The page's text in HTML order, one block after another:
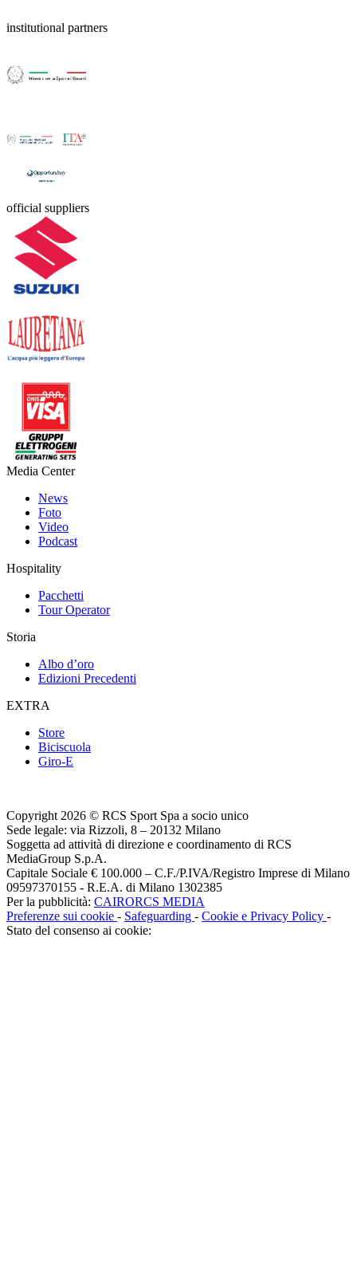
institutional partners
official suppliers
Media Center
News
Foto
Video
Podcast
Hospitality
Pacchetti
Tour Operator
Storia
Albo d’oro
Edizioni Precedenti
EXTRA
Store
Biciscuola
Giro-E
Copyright 2026 © RCS Sport Spa a socio unico
Sede legale: via Rizzoli, 8 – 20132 Milano
Soggetta ad attività di direzione e coordinamento di RCS
MediaGroup S.p.A.
Capitale Sociale € 100.000 – C.F./P.IVA/Registro Imprese di Milano
09597370155 - R.E.A. di Milano 1302385
Per la pubblicità: CAIRORCS MEDIA
Preferenze sui cookie - Safeguarding - Cookie e Privacy Policy -
Stato del consenso ai cookie: